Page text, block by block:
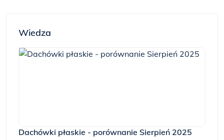
Wiedza
Dachówki płaskie - porównanie Sierpień 2025